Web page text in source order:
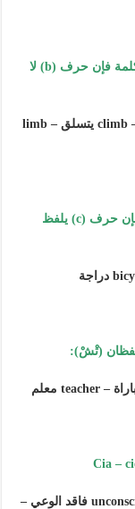
(2) إذا جاء حرف (m) يليه حرف (b) في نهاية الكلمة فإن حرف (b) لا
comb مشط – lamb حَمَلْ – tomb قبر – climb يتسلق – limb
(3) إذا جاء حرف (c) يليه حرف (e) أو (i) أو (y) فإن حرف (c) يلفظ
special خاص – conscience ضمير – unconscious فاقد الوعي –